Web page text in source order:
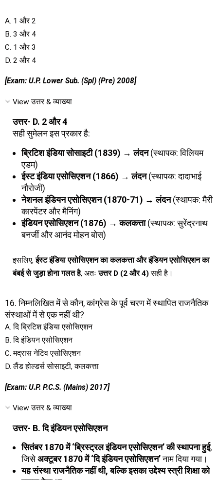
A. 1 और 2
B. 3 और 4
C. 1 और 3
D. 2 और 4
[Exam: U.P. Lower Sub. (Spl) (Pre) 2008]
View उत्तर & व्याख्या
उत्तर- D. 2 और 4
सही सुमेलन इस प्रकार है:
ब्रिटिश इंडिया सोसाइटी (1839) → लंदन(स्थापक: विलियम
एडम)
ईस्ट इंडिया एसोसिएशन (1866) → लंदन(स्थापक: दादाभाई
नौरोजी)
नेशनल इंडियन एसोसिएशन (1870-71) → लंदन(स्थापक: मैरी
कारपेंटर और मैनिंग)
इंडियन एसोसिएशन (1876) → कलकत्ता(स्थापक: सुरेंद्रनाथ
बनर्जी और आनंद मोहन बोस)
इसलिए,ईस्ट इंडिया एसोसिएशन का कलकत्ता और इंडियन एसोसिएशन का
बंबई से जुड़ा होना गलत है, अतःउत्तर D (2 और 4)सही है।
16. निम्नलिखित में से कौन, कांग्रेस के पूर्व चरण में स्थापित राजनैतिक
संस्थाओं में से एक नहीं थी?
A. दि ब्रिटिश इंडिया एसोसिएशन
B. दि इंडियन एसोसिएशन
C. मद्रास नेटिव एसोसिएशन
D. लैंड होल्डर्स सोसाइटी, कलकत्ता
[Exam: U.P. P.C.S. (Mains) 2017]
View उत्तर & व्याख्या
उत्तर- B. दि इंडियन एसोसिएशन
सितंबर 1870 में ‘ब्रिस्ट्रल इंडियन एसोसिएशन’ की स्थापना हुई,
जिसेअक्टूबर 1870 में ‘दि इंडियन एसोसिएशन’नाम दिया गया।
यह संस्था राजनैतिक नहीं थी, बल्कि इसका उद्देश्य स्त्री शिक्षा को